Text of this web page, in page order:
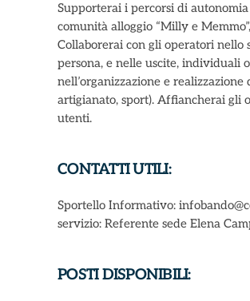
Supporterai i percorsi di
comunità alloggio “Milly e
Collaborerai con gli operatori
persona, e nelle uscite, individuali
nell’organizzazione e
artigianato, sport). Affiancherai gli
utenti.
CONTATTI UTILI:
Sportello Informativo:
servizio: Referente sede Elena
POSTI DISPONIBILI: